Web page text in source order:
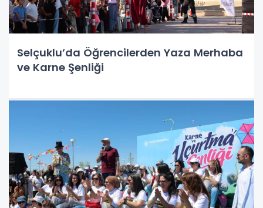
Selçuklu’da Öğrencilerden Yaza Merhaba
ve Karne Şenliği